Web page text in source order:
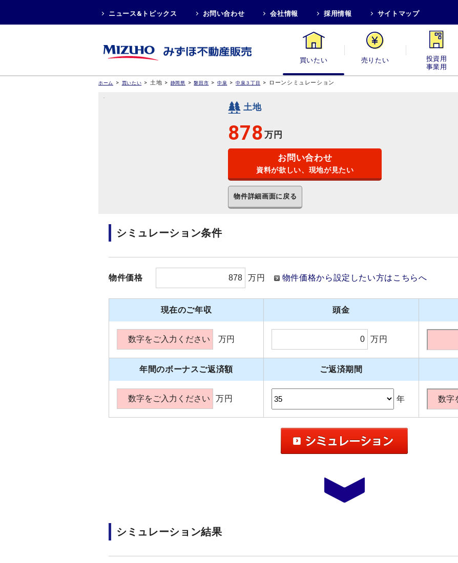
ニュース&トピックス お問い合わせ 会社情報 採用情報 サイトマップ
買いたい 売りたい 投資用・事業用
ホーム > 買いたい > 土地 > 静岡県 > 磐田市 > 中泉 > 中泉３丁目 > ローンシミュレーション
土地
878 万円
お問い合わせ
資料が欲しい、現地が見たい
物件詳細画面に戻る
シミュレーション条件
物件価格 万円 物件価格から設定したい方はこちらへ
現在のご年収
万円
頭金
万円
年間のボーナスご返済額
万円
ご返済期間
年
シミュレーション結果